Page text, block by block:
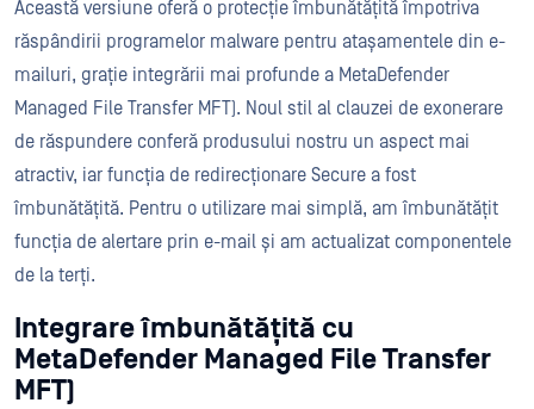
Această versiune oferă o protecție îmbunătățită împotriva
răspândirii programelor malware pentru atașamentele din e-
mailuri, grație integrării mai profunde a MetaDefender
Managed File Transfer MFT). Noul stil al clauzei de exonerare
de răspundere conferă produsului nostru un aspect mai
atractiv, iar funcția de redirecționare Secure a fost
îmbunătățită. Pentru o utilizare mai simplă, am îmbunătățit
funcția de alertare prin e-mail și am actualizat componentele
de la terți.
Integrare îmbunătățită cu
MetaDefender Managed File Transfer
MFT)